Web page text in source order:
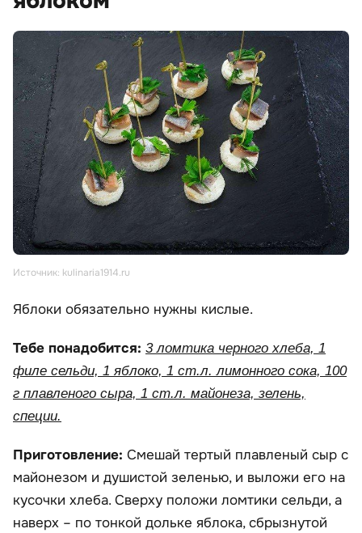
Источник: kulinaria1914.ru
Яблоки обязательно нужны кислые.
Тебе понадобится: 3 ломтика черного хлеба, 1
филе сельди, 1 яблоко, 1 ст.л. лимонного сока, 100
г плавленого сыра, 1 ст.л. майонеза, зелень,
специи.
Приготовление: Смешай тертый плавленый сыр с
майонезом и душистой зеленью, и выложи его на
кусочки хлеба. Сверху положи ломтики сельди, а
наверх – по тонкой дольке яблока, сбрызнутой